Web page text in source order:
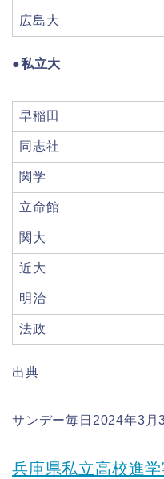
広島大
●私立大
早稲田
同志社
関学
立命館
関大
近大
明治
法政
出典
サンデー毎日2024年3月
兵庫県私立高校進